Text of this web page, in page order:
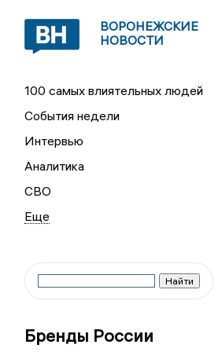
ВОРОНЕЖСКИЕ
НОВОСТИ
100 самых влиятельных людей
События недели
Интервью
Аналитика
СВО
Бренды России